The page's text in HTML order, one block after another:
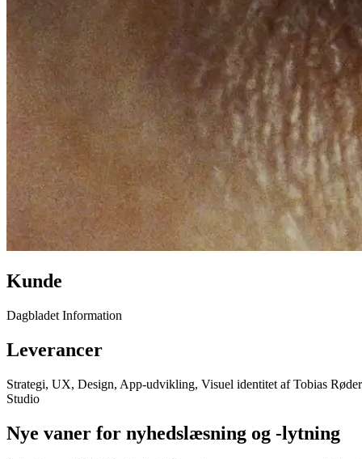
Kunde
Dagbladet Information
Leverancer
Strategi, UX, Design, App-udvikling, Visuel identitet af Tobias Røder
Studio
Nye vaner for nyhedslæsning og -lytning